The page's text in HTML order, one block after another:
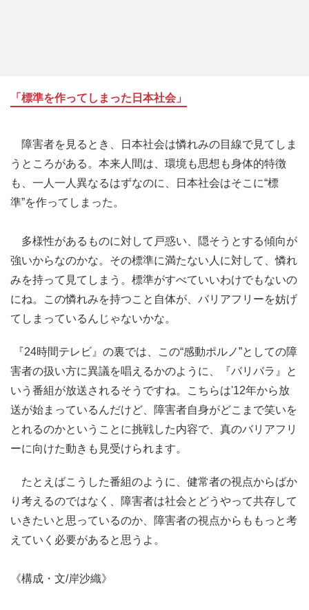
「標準を作ってしまった日本社会」
障害者を見るとき、日本社会は憐れみの目線で見てしま
うところがある。本来人間は、環境も思想も身体的特徴
も、一人一人異なるはずなのに、日本社会はそこに“標
準”を作ってしまった。
多様性があるものに対して戸惑い、隠そうとする傾向が
強いからなのかな。その標準に満たない人に対して、憐れ
みを持って見てしまう。標準がすべていいわけでもないの
にね。この憐れみを持つこと自体が、バリアフリーを妨げ
てしまっているんじゃないかな。
『24時間テレビ』の裏では、この“感動ポルノ”としての障
害者の扱い方に異議を唱えるかのように、『バリバラ』と
いう番組が放送されるそうですね。こちらは'12年から放
送が始まっているんだけど、障害者自身がどこまで笑いを
とれるのかということに挑戦した内容で、真のバリアフリ
ーに向けた動きも見受けられます。
たとえばこうした番組のように、健常者の視点からばか
り考えるのではなく、障害者は社会とどうやって共存して
いきたいと思っているのか、障害者の視点からももっと考
えていく必要があると思うよ。
《構成・文/岸沙織》